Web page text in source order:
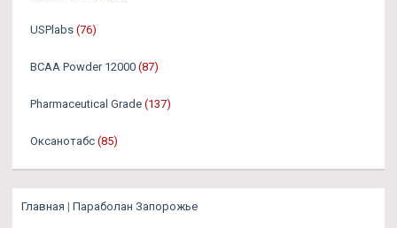
USPlabs (76)
BCAA Powder 12000 (87)
Pharmaceutical Grade (137)
Оксанотабс (85)
Главная | Параболан Запорожье